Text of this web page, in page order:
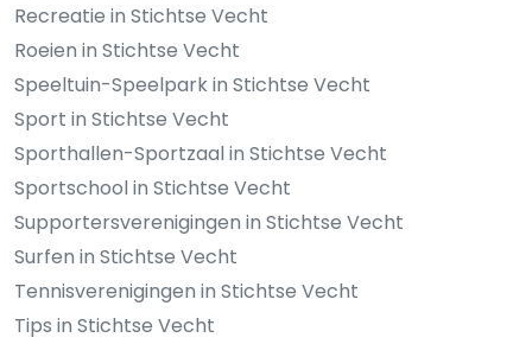
Recreatie in Stichtse Vecht
Roeien in Stichtse Vecht
Speeltuin-Speelpark in Stichtse Vecht
Sport in Stichtse Vecht
Sporthallen-Sportzaal in Stichtse Vecht
Sportschool in Stichtse Vecht
Supportersverenigingen in Stichtse Vecht
Surfen in Stichtse Vecht
Tennisverenigingen in Stichtse Vecht
Tips in Stichtse Vecht